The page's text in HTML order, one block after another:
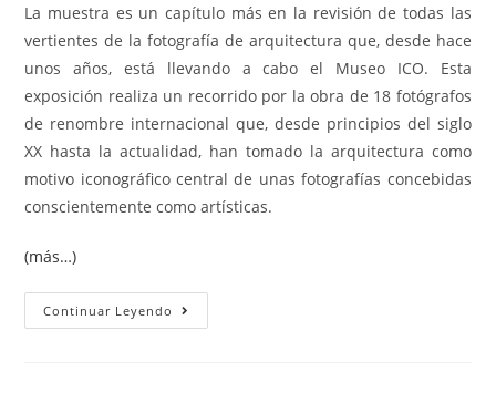
La muestra es un capítulo más en la revisión de todas las
vertientes de la fotografía de arquitectura que, desde hace
unos años, está llevando a cabo el Museo ICO. Esta
exposición realiza un recorrido por la obra de 18 fotógrafos
de renombre internacional que, desde principios del siglo
XX hasta la actualidad, han tomado la arquitectura como
motivo iconográfico central de unas fotografías concebidas
conscientemente como artísticas.
(más…)
Continuar Leyendo